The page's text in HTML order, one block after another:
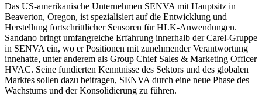
Das US-amerikanische Unternehmen SENVA mit Hauptsitz in
Beaverton, Oregon, ist spezialisiert auf die Entwicklung und
Herstellung fortschrittlicher Sensoren für HLK-Anwendungen.
Sandano bringt umfangreiche Erfahrung innerhalb der Carel-Gruppe
in SENVA ein, wo er Positionen mit zunehmenderVerantwortung
innehatte, unter anderem als Group Chief Sales & Marketing Officer
HVAC. Seine fundierten Kenntnisse des Sektors und des globalen
Marktes sollen dazu beitragen, SENVA durch eine neue Phase des
Wachstums und der Konsolidierung zu führen.